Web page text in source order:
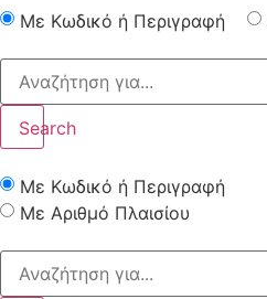
Με Κωδικό ή Περιγραφή
Search
Με Κωδικό ή Περιγραφή
Με Αριθμό Πλαισίου